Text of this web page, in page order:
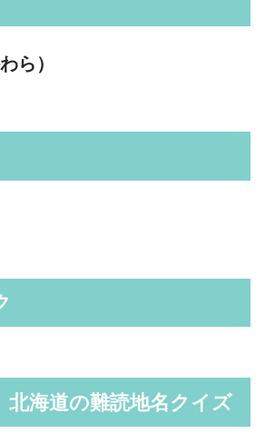
ら）
北海道の難読地名クイズ